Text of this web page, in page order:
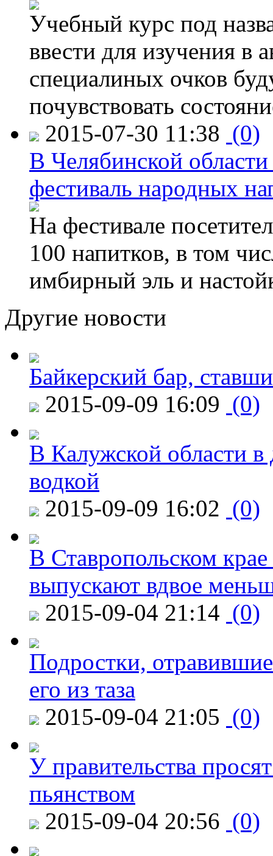
Учебный курс под
ввести для изучения
специалиных очков
почувствовать
2015-07-30 11:38 (0)
В Челябинской
фестиваль народных
На фестивале
100 напитков, в том
имбирный эль и
Другие новости
Байкерский бар,
2015-09-09 16:09 (0)
В Калужской области в
водкой
2015-09-09 16:02 (0)
В Ставропольском
выпускают вдвое
2015-09-04 21:14 (0)
Подростки,
его из таза
2015-09-04 21:05 (0)
У правительства
пьянством
2015-09-04 20:56 (0)